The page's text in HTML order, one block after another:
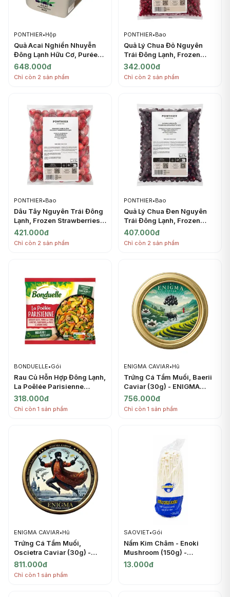
PONTHIER•Hộp
Quả Acai Nghiền Nhuyễn
Đông Lạnh Hữu Cơ, Purée
Acai Bio, Frozen Acai Berry,
2.2 lbs (1kg) - PONTHIER
648.000đ
Chỉ còn 2 sản phẩm
PONTHIER•Bao
Quả Lý Chua Đỏ Nguyên
Trái Đông Lạnh, Frozen
Redcurrants IQF, 2.2 lbs
(1kg) - PONTHIER
342.000đ
Chỉ còn 2 sản phẩm
PONTHIER•Bao
Dâu Tây Nguyên Trái Đông
Lạnh, Frozen Strawberries
IQF, 2.2 lbs (1kg) -
PONTHIER
421.000đ
Chỉ còn 2 sản phẩm
PONTHIER•Bao
Quả Lý Chua Đen Nguyên
Trái Đông Lạnh, Frozen
Blackcurrants IQF, 2.2 lbs
(1kg) - PONTHIER
407.000đ
Chỉ còn 2 sản phẩm
BONDUELLE•Gói
Rau Củ Hỗn Hợp Đông Lạnh,
La Poêlée Parisienne
(750g) - BONDUELLE
318.000đ
Chỉ còn 1 sản phẩm
ENIGMA CAVIAR•Hũ
Trứng Cá Tầm Muối, Baerii
Caviar (30g) - ENIGMA
CAVIAR
756.000đ
Chỉ còn 1 sản phẩm
ENIGMA CAVIAR•Hũ
Trứng Cá Tầm Muối,
Oscietra Caviar (30g) -
ENIGMA CAVIAR
811.000đ
Chỉ còn 1 sản phẩm
SAOVIET•Gói
Nấm Kim Châm - Enoki
Mushroom (150g) -
SAOVIET
13.000đ